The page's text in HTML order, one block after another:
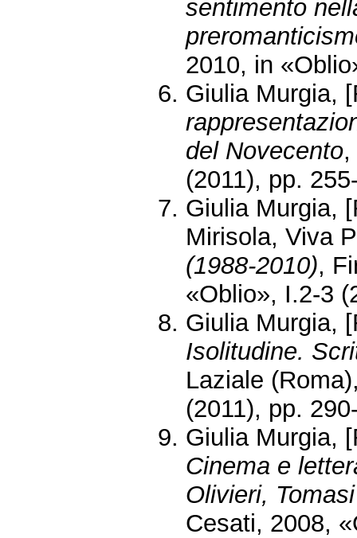
sentimento
2010, in
Giulia Murgia,
del Novecento,
(2011), pp.
Giulia Murgia,
Mirisola, Viva
(1988-2010),
«Oblio», I.2-3
Giulia Murgia,
Isolitudine.
Laziale
(2011), pp.
Giulia Murgia,
Cinema e
Olivieri,
Cesati, 2008,